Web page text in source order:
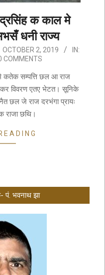
क काल मे
धनी राज्य
OCTOBER 2, 2019
IN:
COMMENTS
कतेक सम्पत्ति छल आ राज
विवरण एतए भेटत। सूनिके
छल जे राज दरभंगा प्रायः
राजा छथि।
भवनाथ झा